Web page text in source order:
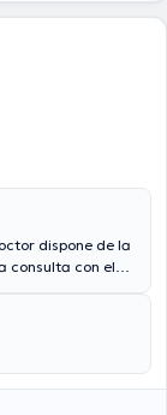
dispone de la
consulta con el
respiratorias,